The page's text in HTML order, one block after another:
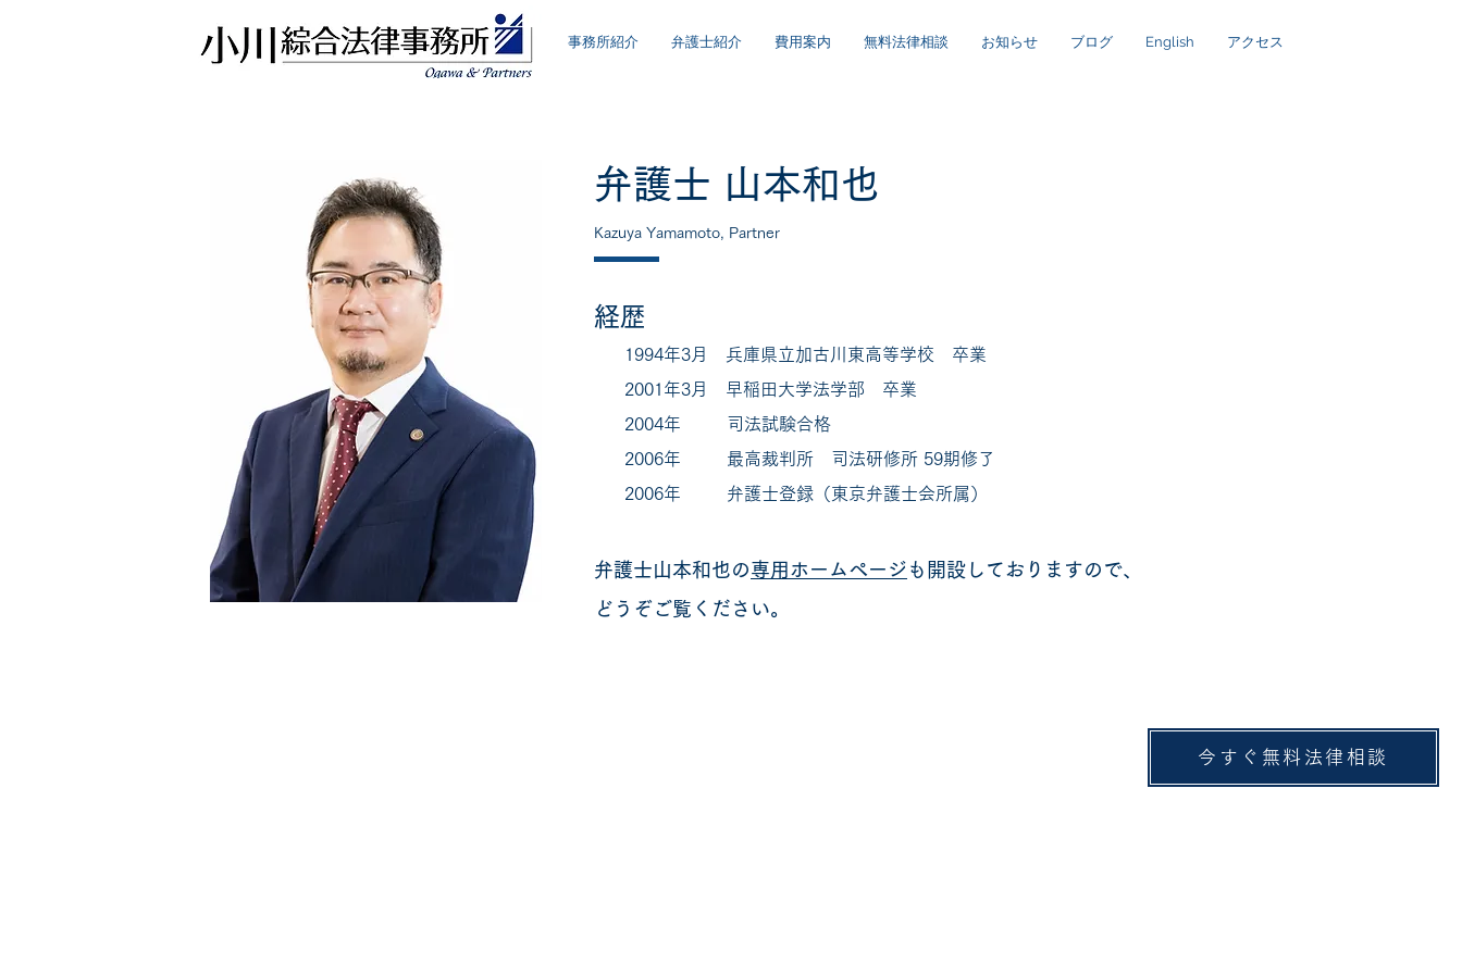
事務所紹介 弁護士紹介 費用案内 無料法律相談 お知らせ ブログ English アクセス
今すぐ無料法律相談
弁護士 山本和也
Kazuya Yamamoto, Partner
経歴
1994年3月 兵庫県立加古川東高等学校 卒業
2001年3月 早稲田大学法学部 卒業
2004年 司法試験合格
2006年 最高裁判所 司法研修所 59期修了
2006年 弁護士登録（東京弁護士会所属）
弁護士山本和也の専用ホームページ も開設しておりますので、
どうぞご覧ください。